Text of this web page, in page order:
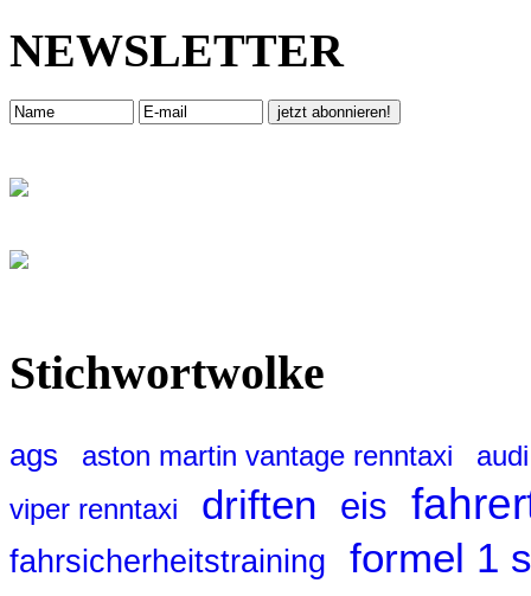
NEWSLETTER
Stichwortwolke
ags aston martin vantage renntaxi
viper renntaxi
driften eis
fahrsicherheitstraining formel 1